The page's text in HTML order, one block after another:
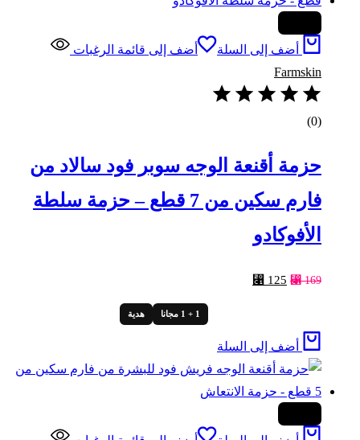
أضف إلى السلة
أضف إلى قائمة الرغبات
Farmskin
(0)
حزمة أقنعة الوجه سوبر فود سالاد من
فارم سكين من 7 قطع – حزمة سلطة
الأفوكادو
⃁169
السعر
⃁ 169.
⃁ 125
⃁ 125.
1 + 1 مجانا هدية
أضف إلى السلة